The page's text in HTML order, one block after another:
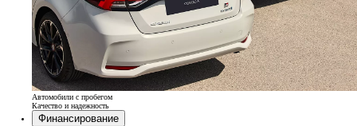
Автомобили с пробегом
Качество и надежность
Финансирование